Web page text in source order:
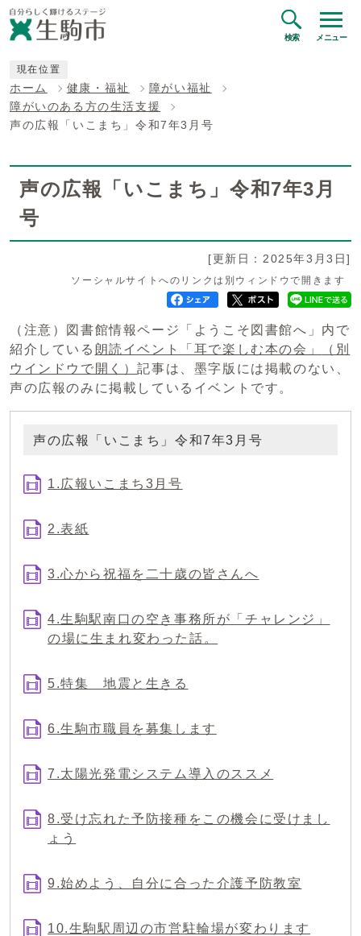
検索 メニュー
現在位置
ホーム 健康・福祉
障がい福祉
障がいのある方の生活支援
声の広報「いこまち」令和7年3月号
声の広報「いこまち」令和7年3月
号
[更新日：2025年3月3日]
ソーシャルサイトへのリンクは別ウィンドウで開きます
（注意）図書館情報ページ「ようこそ図書館へ」内で
紹介している 朗読イベント「耳で楽しむ本の会」
（別
ウインドウで開く）記事は、墨字版には掲載のない、
声の広報のみに掲載しているイベントです。
声の広報「いこまち」令和7年3月号
1.広報いこまち3月号
2.表紙
3.心から祝福を二十歳の皆さんへ
4.生駒駅南口の空き事務所が「チャレンジ」
の場に生まれ変わった話。
5.特集 地震と生きる
6.生駒市職員を募集します
7.太陽光発電システム導入のススメ
8.受け忘れた予防接種をこの機会に受けまし
ょう
9.始めよう、自分に合った介護予防教室
10.生駒駅周辺の市営駐輪場が変わります